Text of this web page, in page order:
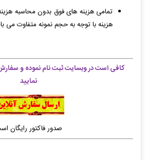
تمامی هزینه های فوق بدون محاسبه
هزینه با توجه به حجم نمونه متفاوت می
کافی است در وبسایت ثبت نام نموده و
نمایید
صدور فاکتور رایگان